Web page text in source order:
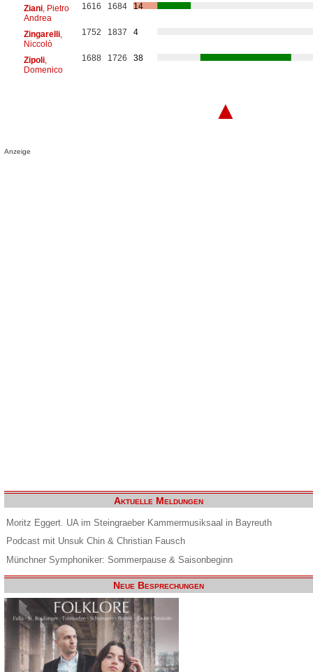
Ziani, Pietro
Andrea
1616 1684 14
Zingarelli,
Niccolò
1752 1837 4
Zipoli,
Domenico
1688 1726 38
▲
Anzeige
Aktuelle Meldungen
Moritz Eggert. UA im Steingraeber Kammermusiksaal in Bayreuth
Podcast mit Unsuk Chin & Christian Fausch
Münchner Symphoniker: Sommerpause & Saisonbeginn
Neue Besprechungen